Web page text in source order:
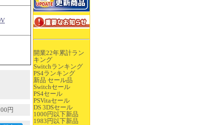
開業22年累計ラン
キング
Switchランキング
PS4ランキング
新品 セール品
Switchセール
PS4セール
PSVitaセール
DS 3DSセール
1000円以下新品
1983円以下新品
円